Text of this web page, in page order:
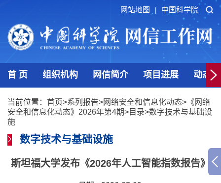
网站地图 中国科学院
首 页 组织机构 网信简介 项目进展 动态
当前位置： 首页>系列报告>网络安全和信息化动态> 《网络
安全和信息化动态》2026年第4期>目录>数字技术与基础设
施
数字技术与基础设施
斯坦福大学发布《2026年人工智能指数报告》